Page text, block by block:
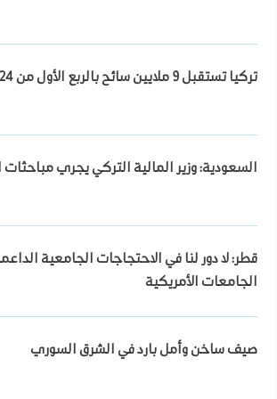
تركيا تستقبل 9 ملايين سائح بالربع الأول من 2024
السعودية: وزير المالية التركي يجري مباحثات
قطر: لا دور لنا في الاحتجاجات الجامعية
الجامعات الأمريكية
صيف ساخن وأمل بارد في الشرق السوري